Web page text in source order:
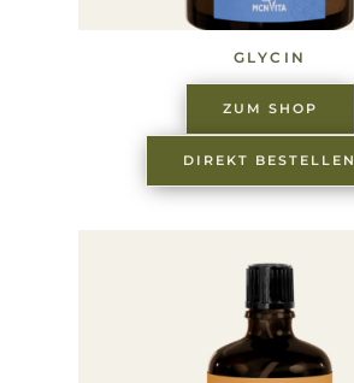
GLYCIN
ZUM SHOP
DIREKT BESTELLEN